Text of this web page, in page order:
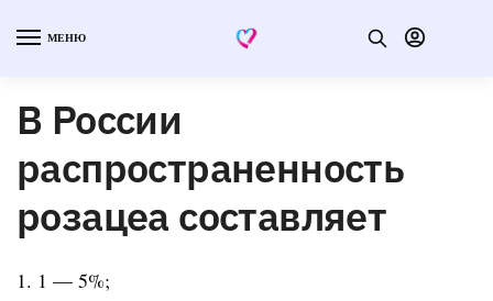
МЕНЮ
В России
распространенность
розацеа составляет
1. 1 — 5%;